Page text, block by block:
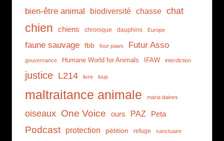
bien-être animal biodiversité chasse chat
chien chiens chronique dauphins Europe
faune sauvage fbb four paws Futur Asso
gouvernance Humane World for Animals IFAW interdiction
justice L214 livre loup
maltraitance animale maria daines
oiseaux One Voice ours PAZ Peta
Podcast protection pétition refuge sanctuaire